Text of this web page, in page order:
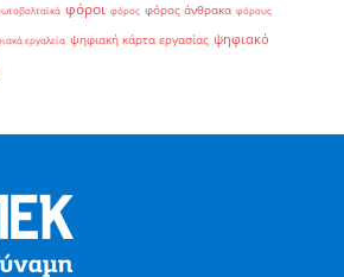
φόροι φόρος φόρος άνθρακα φόρους
εργαλεία ψηφιακή κάρτα εργασίας ψηφιακό